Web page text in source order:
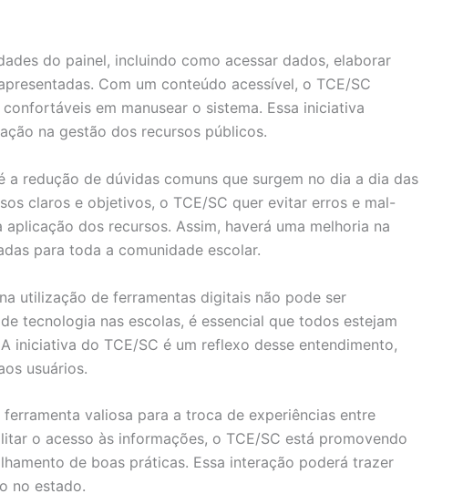
do painel, incluindo como acessar dados, elaborar
Com um conteúdo acessível, o TCE/SC
em manusear o sistema. Essa iniciativa
na gestão dos recursos públicos.
redução de dúvidas comuns que surgem no dia a dia das
claros e objetivos, o TCE/SC quer evitar erros e mal-
dos recursos. Assim, haverá uma melhoria na
para toda a comunidade escolar.
utilização de ferramentas digitais não pode ser
tecnologia nas escolas, é essencial que todos estejam
iniciativa do TCE/SC é um reflexo desse entendimento,
usuários.
valiosa para a troca de experiências entre
o acesso às informações, o TCE/SC está promovendo
de boas práticas. Essa interação poderá trazer
no estado.